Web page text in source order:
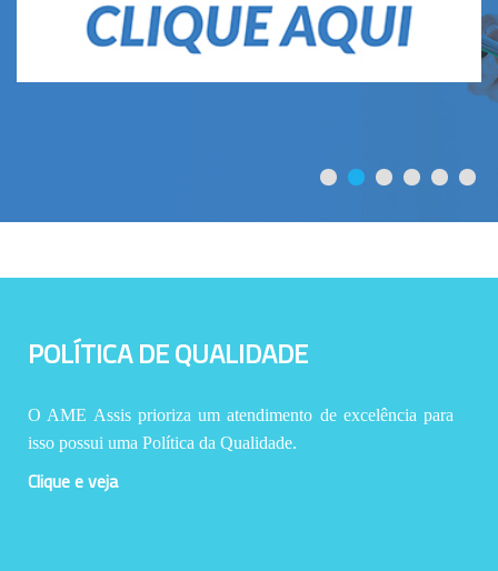
POLÍTICA DE QUALIDADE
O AME Assis prioriza um atendimento de excelência para
isso possui uma Política da Qualidade.
Clique e veja